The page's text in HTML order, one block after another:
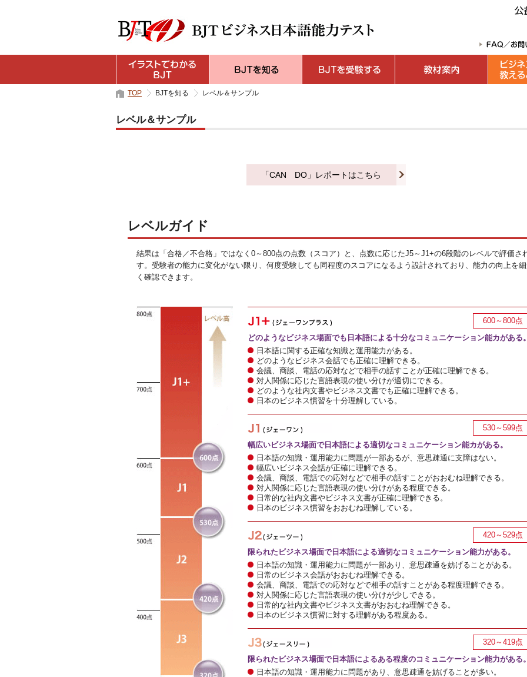
TOP BJTを知る レベル＆サンプル
レベル＆サンプル
「CAN DO」レポートはこちら
レベルガイド
結果は「合格／不合格」ではなく0～800点の点数（スコア）と、点数に応じたJ5～J1+の6段階のレベルで評価さ
す。受験者の能力に変化がない限り、何度受験しても同程度のスコアになるよう設計されており、能力の向上を
く確認できます。
600～800点
どのようなビジネス場面でも日本語による十分なコミュニケーション能カがある
日本語に関する正確な知識と運用能力がある。
どのようなビジネス会話でも正確に理解できる。
会議、商談、電話の応対などで相手の話すことが正確に理解できる。
対人関係に応じた言語表現の使い分けが適切にできる。
どのような社内文書やビジネス文書でも正確に理解できる。
日本のビジネス慣習を十分理解している。
530～599点
幅広いビジネス場面で日本語による適切なコミュニケーション能カがある。
日本語の知識・運用能力に問題が一部あるが、意思疎通に支障はない。
幅広いビジネス会話が正確に理解できる。
会議、商談、電話での応対などで相手の話すことがおおむね理解できる。
対人関係に応じた言語表現の使い分けがある程度できる。
日常的な社内文書やビジネス文書が正確に理解できる。
日本のビジネス慣習をおおむね理解している。
420～529点
限られたビジネス場面で日本語による適切なコミュニケーション能力がある。
日本語の知識・運用能力に問題が一部あり、意思疎通を妨げることがある。
日常のビジネス会話がおおむね理解できる。
会議、商談、電話での応対などで相手の話すことがある程度理解できる。
対人関係に応じた言語表現の使い分けが少しできる。
日常的な社内文書やビジネス文書がおおむね理解できる。
日本のビジネス慣習に対する理解がある程度ある。
320～419点
限られたビジネス場面で日本語によるある程度のコミュニケーション能力がある
日本語の知識・運用能力に問題があり、意思疎通を妨げることが多い。